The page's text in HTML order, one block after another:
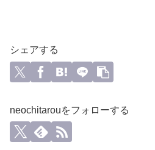
シェアする
neochitarouをフォローする